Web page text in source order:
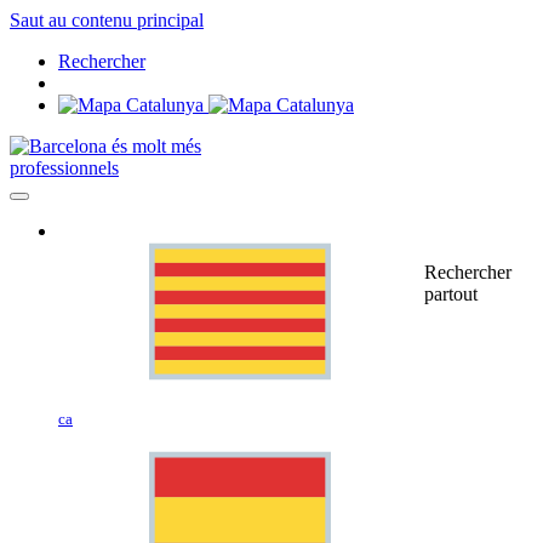
Saut au contenu principal
Rechercher
professionnels
ca
Rechercher
partout